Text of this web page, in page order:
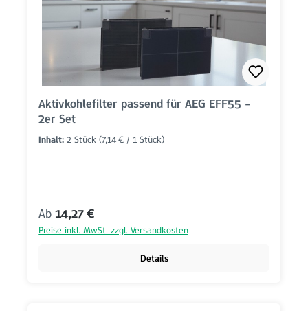
Aktivkohlefilter passend für AEG EFF55 -
2er Set
Inhalt: 2 Stück (7,14 € / 1 Stück)
Regulärer Preis:
Ab 14,27 €
Preise inkl. MwSt. zzgl. Versandkosten
Details